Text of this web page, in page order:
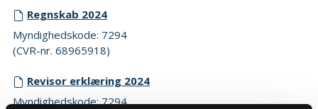
Regnskab 2024
Myndighedskode: 7294
(CVR-nr. 68965918)
Revisor erklæring 2024
Myndighedskode: 7294